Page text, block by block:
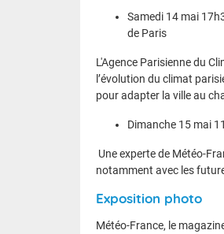
Samedi 14 mai
de Paris
L'Agence Parisienne du
l’évolution du climat
pour adapter la ville au
Dimanche 15 mai
Une experte de Météo-
notamment avec les
Exposition photo
Météo-France, le